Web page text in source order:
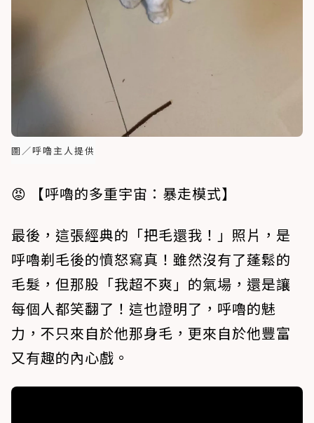
圖／呼嚕主人提供
😡 【呼嚕的多重宇宙：暴走模式】
最後，這張經典的「把毛還我！」照片，是
呼嚕剃毛後的憤怒寫真！雖然沒有了蓬鬆的
毛髮，但那股「我超不爽」的氣場，還是讓
每個人都笑翻了！這也證明了，呼嚕的魅
力，不只來自於他那身毛，更來自於他豐富
又有趣的內心戲。